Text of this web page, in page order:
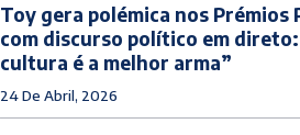
Toy gera polémica nos Prémios
com discurso político em direto:
cultura é a melhor arma”
24 De Abril, 2026